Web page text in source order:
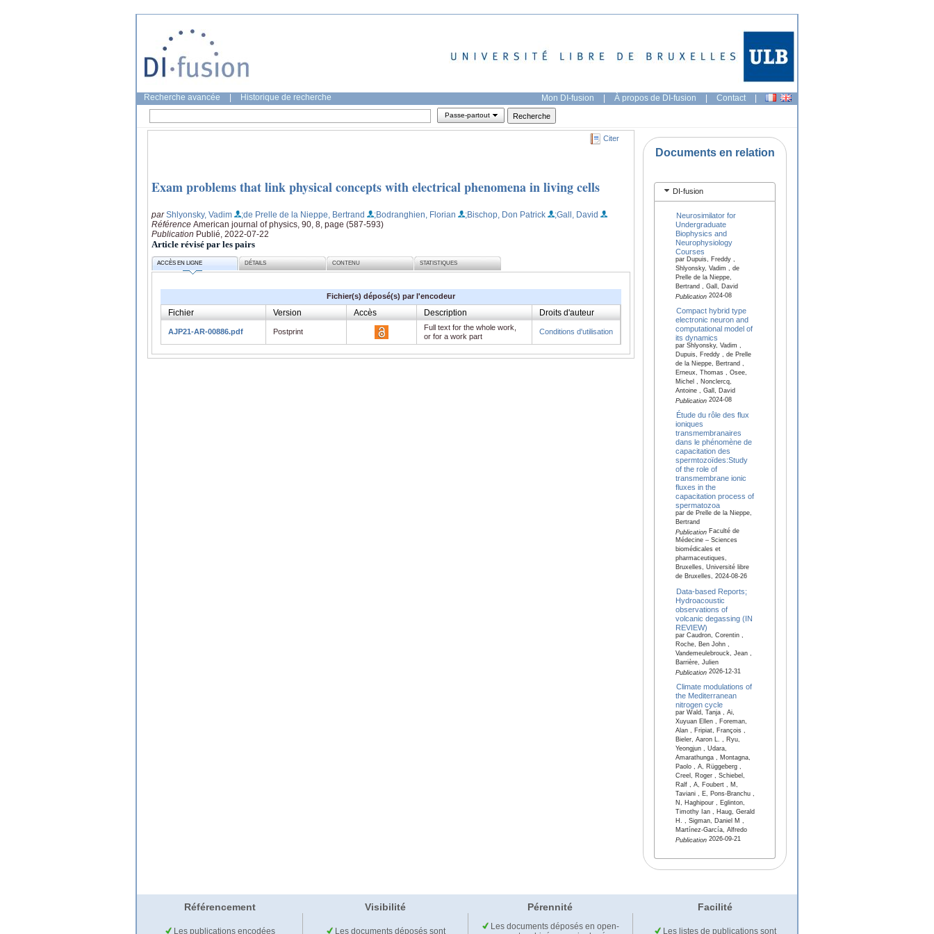
Recherche avancée Historique de recherche Mon DI-fusion | À propos de DI-fusion | Contact |
Passe-partout
Citer
Exam problems that link physical concepts with electrical phenomena in living cells
parShlyonsky, Vadim ;de Prelle de la Nieppe, Bertrand ;Bodranghien, Florian ;Bischop, Don Patrick
;Gall, David
Référence American journal of physics, 90, 8, page (587-593)
Publication Publié, 2022-07-22
Article révisé par les pairs
ACCÈS EN LIGNE DÉTAILS CONTENU STATISTIQUES
Fichier(s) déposé(s) par l'encodeur
Fichier Version Accès Description Droits d'auteur
AJP21-AR-00886.pdf Postprint
Full text for the whole work,
or for a work part
Conditions d'utilisation
Documents en relation
DI-fusion
Neurosimilator for
Undergraduate
Biophysics and
Neurophysiology
Courses
par Dupuis, Freddy ,
Shlyonsky, Vadim , de
Prelle de la Nieppe,
Bertrand , Gall, David
Publication2024-08
Compact hybrid type
electronic neuron and
computational model of
its dynamics
par Shlyonsky, Vadim ,
Dupuis, Freddy , de Prelle
de la Nieppe, Bertrand ,
Erneux, Thomas , Osee,
Michel , Nonclercq,
Antoine , Gall, David
Publication2024-08
Étude du rôle des flux
ioniques
transmembranaires
dans le phénomène de
capacitation des
spermtozoïdes:Study
of the role of
transmembrane ionic
fluxes in the
capacitation process of
spermatozoa
par de Prelle de la Nieppe,
Bertrand
PublicationFaculté de
Médecine – Sciences
biomédicales et
pharmaceutiques,
Bruxelles, Université libre
de Bruxelles, 2024-08-26
Data-based Reports;
Hydroacoustic
observations of
volcanic degassing (IN
REVIEW)
par Caudron, Corentin ,
Roche, Ben John ,
Vandemeulebrouck, Jean ,
Barrière, Julien
Publication2026-12-31
Climate modulations of
the Mediterranean
nitrogen cycle
par Wald, Tanja , Ai,
Xuyuan Ellen , Foreman,
Alan , Fripiat, François ,
Bieler, Aaron L. , Ryu,
Yeongjun , Udara,
Amarathunga , Montagna,
Paolo , A, Rüggeberg ,
Creel, Roger , Schiebel,
Ralf , A, Foubert , M,
Taviani , E, Pons-Branchu ,
N, Haghipour , Eglinton,
Timothy Ian , Haug, Gerald
H. , Sigman, Daniel M ,
Martínez-García, Alfredo
Publication2026-09-21
Référencement Visibilité Pérennité Facilité
Les publications encodées Les documents déposés sont
Les documents déposés en open-
Les listes de publications sont